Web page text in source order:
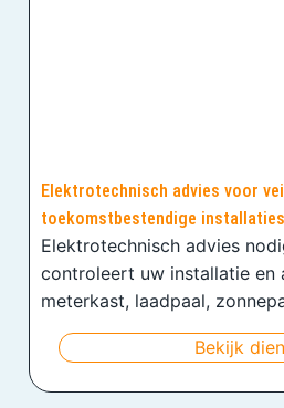
Elektrotechnisch advies voor
toekomstbestendige installaties
Elektrotechnisch advies
controleert uw installatie en
meterkast, laadpaal,
Bekijk